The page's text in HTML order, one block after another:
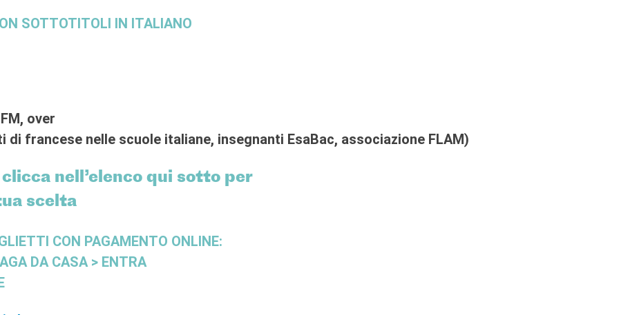
SOTTOTITOLI IN ITALIANO
over
di francese nelle scuole italiane, insegnanti EsaBac, associazione FLAM)
nell’elenco qui sotto per
scelta
CON PAGAMENTO ONLINE:
DA CASA > ENTRA